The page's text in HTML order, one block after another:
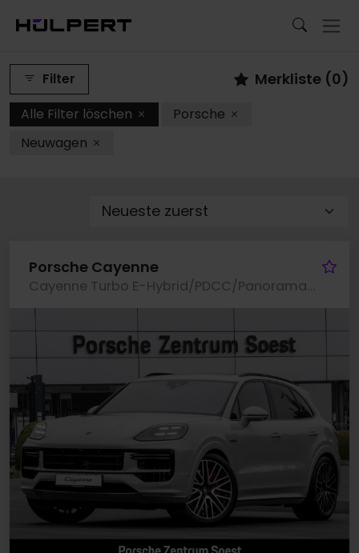
Filter Merkliste (0)
Alle Filter löschen
Porsche
Neuwagen
Porsche Cayenne
Cayenne Turbo E-Hybrid/PDCC/Panorama/Burmester